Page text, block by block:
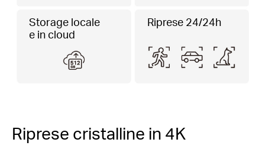
Storage locale
e in cloud
Riprese 24/24h
Riprese cristalline in 4K